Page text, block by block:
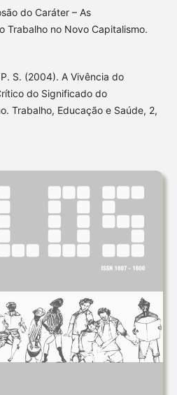
do Caráter – As
Trabalho no Novo Capitalismo.
S. (2004). A Vivência do
do Significado do
Trabalho, Educação e Saúde, 2,